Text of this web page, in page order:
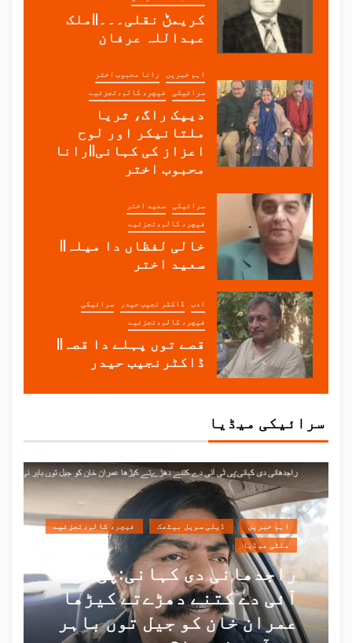
کریمݨ نقلی۔۔۔||ملک
عبداللہ عرفان
اہم خبریں رانا محبوب اختر
سرائیکی فیچر، کالم،تجزئیے
دیپک راگ، ثریا
ملتانیکر اور لوح
اعزاز کی کہانی||رانا
محبوب اختر
سرائیکی سعید اختر
فیچر، کالم،تجزئیے
خالی لفظاں دا میلہ||
سعید اختر
ادب ڈاکٹر نجیب حیدر سرائیکی
فیچر، کالم،تجزئیے
قصے توں پہلے دا قصہ||
ڈاکٹرنجیب حیدر
سرائیکی میڈیا
اہم خبریں ڈیلی سویل بیٹھک فیچر، کالم،تجزئیے
ملٹی میڈیا
راجدھانی دی کہانی:پی ٹی
آئی دے کتنے دھڑےتے کیڑھا
عمران خان کو جیل توں باہر